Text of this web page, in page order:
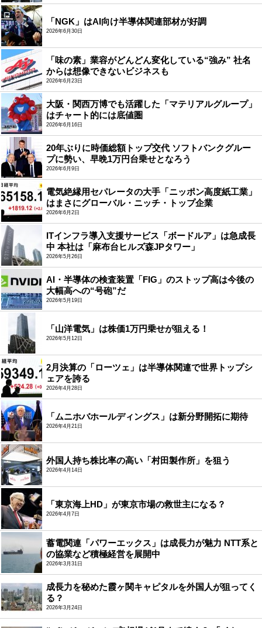
「NGK」はAI向け半導体関連部材が好調
2026年6月30日
「味の素」業容がどんどん変化している“強み” 社名
からは想像できないビジネスも
2026年6月23日
大阪・関西万博でも活躍した「マテリアルグループ」
はチャート的には底値圏
2026年6月16日
20年ぶりに時価総額トップ交代 ソフトバンクグルー
プに勢い、早晩1万円台乗せとなろう
2026年6月9日
電気絶縁用セパレータの大手「ニッポン高度紙工業」
はまさにグローバル・ニッチ・トップ企業
2026年6月2日
ITインフラ導入支援サービス「ボードルア」は急成長
中 本社は「麻布台ヒルズ森JPタワー」
2026年5月26日
AI・半導体の検査装置「FIG」のストップ高は今後の
大幅高への“号砲”だ
2026年5月19日
「山洋電気」は株価1万円乗せが狙える！
2026年5月12日
2月決算の「ローツェ」は半導体関連で世界トップシ
ェアを誇る
2026年4月28日
「ムニホバホールディングス」は新分野開拓に期待
2026年4月21日
外国人持ち株比率の高い「村田製作所」を狙う
2026年4月14日
「東京海上HD」が東京市場の救世主になる？
2026年4月7日
蓄電関連「パワーエックス」は成長力が魅力 NTT系と
の協業など積極経営を展開中
2026年3月31日
成長力を秘めた霞ヶ関キャピタルを外国人が狙ってく
る？
2026年3月24日